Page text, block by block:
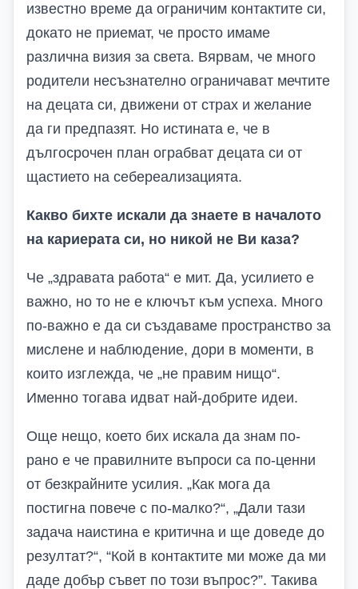
известно време да ограничим контактите си,
докато не приемат, че просто имаме
различна визия за света. Вярвам, че много
родители несъзнателно ограничават мечтите
на децата си, движени от страх и желание
да ги предпазят. Но истината е, че в
дългосрочен план ограбват децата си от
щастието на себереализацията.
Какво бихте искали да знаете в началото
на кариерата си, но никой не Ви каза?
Че „здравата работа“ е мит. Да, усилието е
важно, но то не е ключът към успеха. Много
по-важно е да си създаваме пространство за
мислене и наблюдение, дори в моменти, в
които изглежда, че „не правим нищо“.
Именно тогава идват най-добрите идеи.
Още нещо, което бих искала да знам по-
рано е че правилните въпроси са по-ценни
от безкрайните усилия. „Как мога да
постигна повече с по-малко?“, „Дали тази
задача наистина е критична и ще доведе до
резултат?“, “Кой в контактите ми може да ми
даде добър съвет по този въпрос?”. Такива